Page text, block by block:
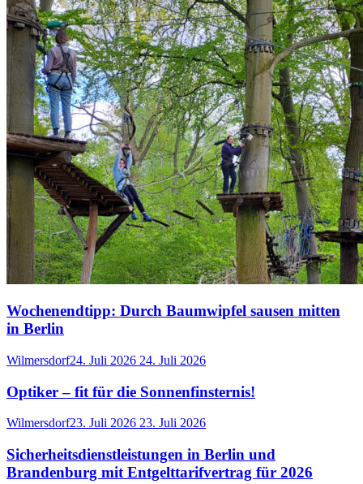
Wochenendtipp: Durch Baumwipfel sausen mitten
in Berlin
Wilmersdorf24. Juli 2026 24. Juli 2026
Optiker – fit für die Sonnenfinsternis!
Wilmersdorf23. Juli 2026 23. Juli 2026
Sicherheitsdienstleistungen in Berlin und
Brandenburg mit Entgelttarifvertrag für 2026